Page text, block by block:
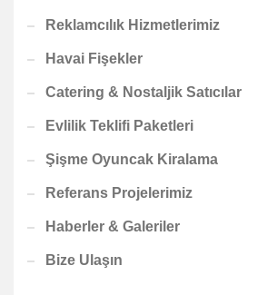
Reklamcılık Hizmetlerimiz
Havai Fişekler
Catering & Nostaljik Satıcılar
Evlilik Teklifi Paketleri
Şişme Oyuncak Kiralama
Referans Projelerimiz
Haberler & Galeriler
Bize Ulaşın